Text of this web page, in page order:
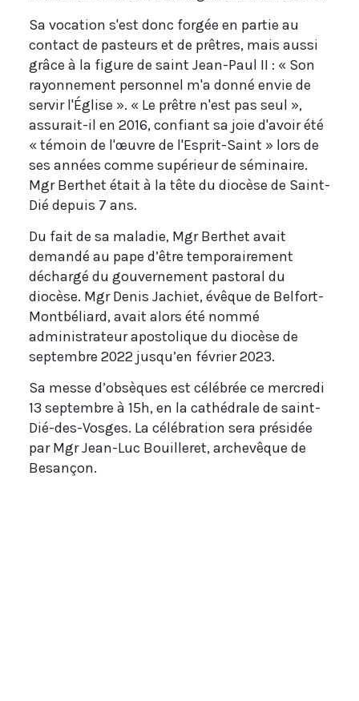
Sa vocation s'est donc forgée en partie au
contact de pasteurs et de prêtres, mais aussi
grâce à la figure de saint Jean-Paul II : « Son
rayonnement personnel m'a donné envie de
servir l'Église ». « Le prêtre n'est pas seul »,
assurait-il en 2016, confiant sa joie d'avoir été
« témoin de l'œuvre de l'Esprit-Saint » lors de
ses années comme supérieur de séminaire.
Mgr Berthet était à la tête du diocèse de Saint-
Dié depuis 7 ans.
Du fait de sa maladie, Mgr Berthet avait
demandé au pape d’être temporairement
déchargé du gouvernement pastoral du
diocèse. Mgr Denis Jachiet, évêque de Belfort-
Montbéliard, avait alors été nommé
administrateur apostolique du diocèse de
septembre 2022 jusqu’en février 2023.
Sa messe d’obsèques est célébrée ce mercredi
13 septembre à 15h, en la cathédrale de saint-
Dié-des-Vosges. La célébration sera présidée
par Mgr Jean-Luc Bouilleret, archevêque de
Besançon.